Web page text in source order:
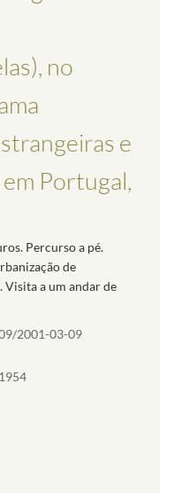
no
e
Portugal,
Percurso a pé.
de
Visita a um andar de
2001-03-09